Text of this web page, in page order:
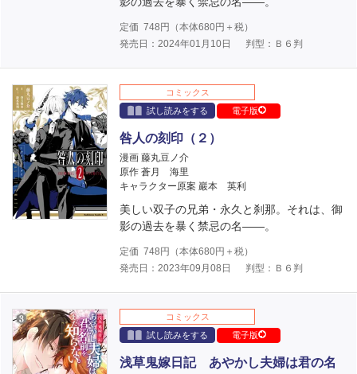
定価 748 円（本体680円＋税）
発売日：2024年01月10日
判型：Ｂ６判
コミックス
試し読みをする
電子版
咎人の刻印（２）
漫画 藤丸豆ノ介
原作 蒼月 海里
キャラクター原案 巖本 英利
美しい双子の兄弟・永久と刹那。それは、御
影の過去を暴く禁忌の名――。
定価 748 円（本体680円＋税）
発売日：2023年09月08日
判型：Ｂ６判
コミックス
試し読みをする
電子版
浅草鬼嫁日記 あやかし夫婦は君の名